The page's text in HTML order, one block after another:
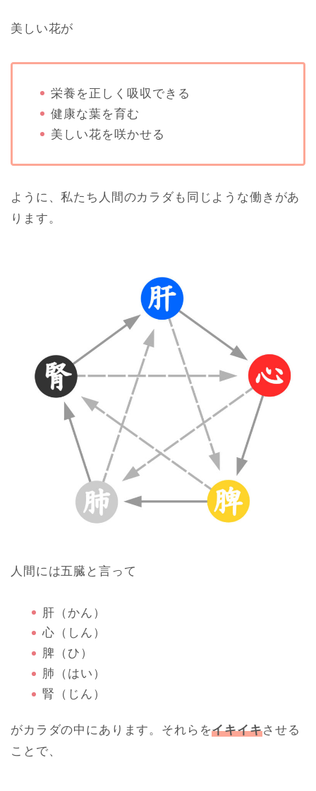
美しい花が
栄養を正しく吸収できる
健康な葉を育む
美しい花を咲かせる
ように、私たち人間のカラダも同じような働きがあ
ります。
人間には五臓と言って
肝（かん）
心（しん）
脾（ひ）
肺（はい）
腎（じん）
がカラダの中にあります。それらをイキイキさせる
ことで、